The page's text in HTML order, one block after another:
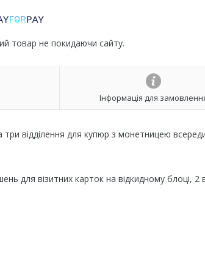
товар не покидаючи сайту.
Інформація для
відділення для купюр з монетницею
для візитних карток на відкидному блоці, 2